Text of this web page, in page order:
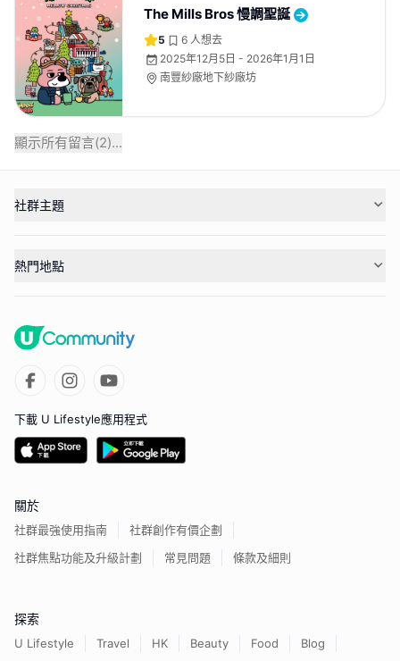
The Mills Bros 慢調聖誕
5 6 人想去
2025年12月5日 - 2026年1月1日
南豐紗廠地下紗廠坊
顯示所有留言(2)...
社群主題
熱門地點
下載 U Lifestyle應用程式
關於
社群最強使用指南
社群創作有價企劃
社群焦點功能及升級計劃
常見問題 條款及細則
探索
U Lifestyle Travel HK Beauty Food Blog